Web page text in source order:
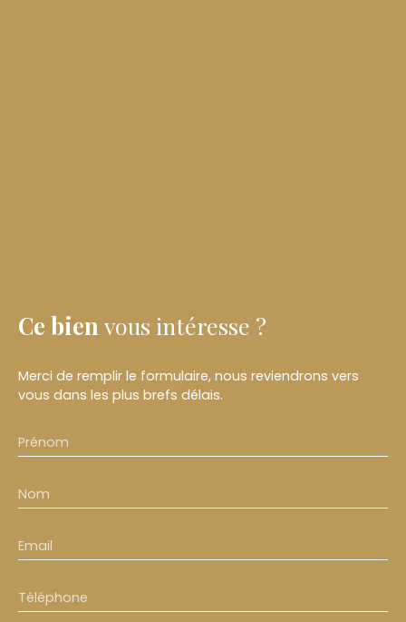
Ce bien vous intéresse ?
Merci de remplir le formulaire, nous reviendrons vers
vous dans les plus brefs délais.
Prénom
Nom
Email
Téléphone